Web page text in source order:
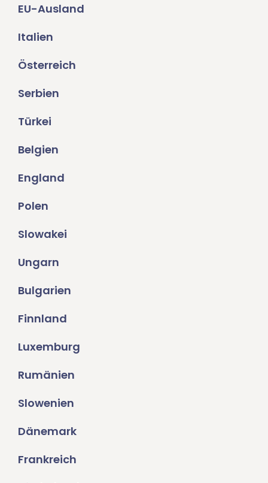
EU-Ausland
Italien
Österreich
Serbien
Türkei
Belgien
England
Polen
Slowakei
Ungarn
Bulgarien
Finnland
Luxemburg
Rumänien
Slowenien
Dänemark
Frankreich